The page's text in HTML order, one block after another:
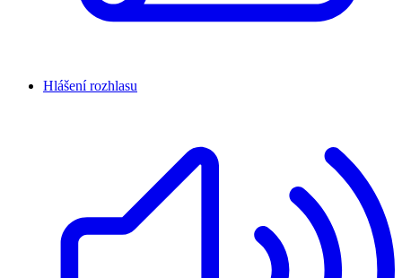
Hlášení rozhlasu